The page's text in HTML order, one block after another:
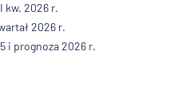
kw. 2026 r.
2026 r.
i prognoza 2026 r.